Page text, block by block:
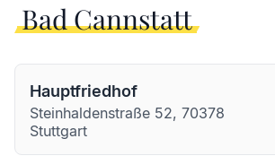
Bad Cannstatt
Hauptfriedhof
Steinhaldenstraße 52, 70378
Stuttgart